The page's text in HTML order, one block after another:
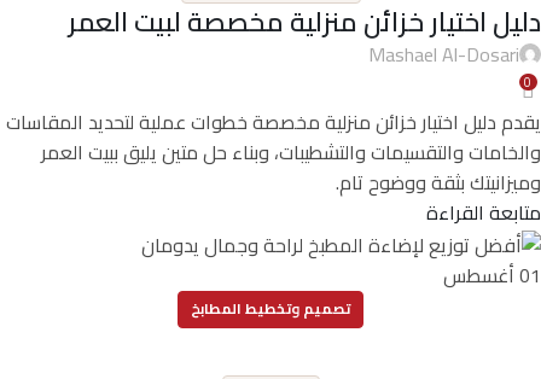
دليل اختيار خزائن منزلية مخصصة لبيت العمر
Mashael Al-Dosari
0
يقدم دليل اختيار خزائن منزلية مخصصة خطوات عملية لتحديد المقاسات
والخامات والتقسيمات والتشطيبات، وبناء حل متين يليق ببيت العمر
وميزانيتك بثقة ووضوح تام.
متابعة القراءة
01أغسطس
تصميم وتخطيط المطابخ